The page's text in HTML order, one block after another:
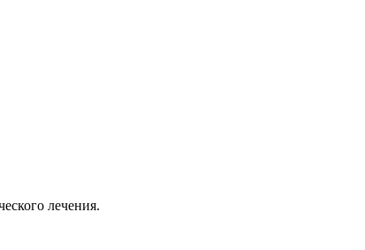
лечения.